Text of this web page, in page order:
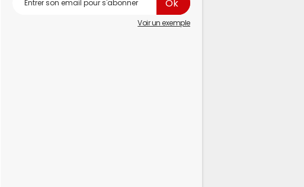
Voir un exemple